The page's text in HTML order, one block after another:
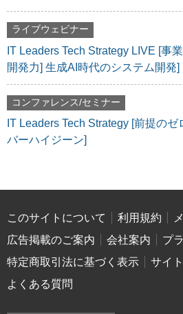
ライブウェビナー
IT Leaders Tech Strategy LIVE [事
開発力] 生成AI時代のシステム開発]
コンファレンス/セミナー
IT Leaders Tech Strategy [前提の
バーハイジーン]
このサイトについて 利用規約
広告掲載のご案内
会社案内
プ
特定商取引法に基づく表示
サイ
よくある質問